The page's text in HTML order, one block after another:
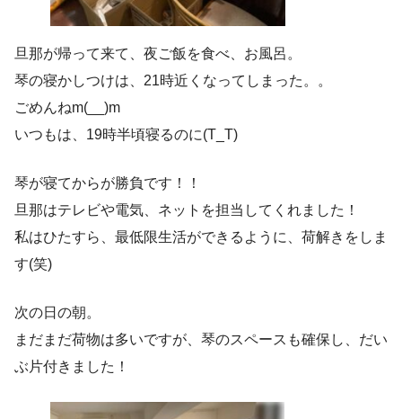
旦那が帰って来て、夜ご飯を食べ、お風呂。
琴の寝かしつけは、21時近くなってしまった。。
ごめんねm(__)m
いつもは、19時半頃寝るのに(T_T)
琴が寝てからが勝負です！！
旦那はテレビや電気、ネットを担当してくれました！
私はひたすら、最低限生活ができるように、荷解きをしま
す(笑)
次の日の朝。
まだまだ荷物は多いですが、琴のスペースも確保し、だい
ぶ片付きました！